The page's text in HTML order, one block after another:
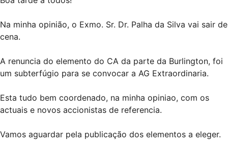
Na minha opinião, o Exmo. Sr. Dr. Palha da Silva vai sair de
cena.
A renuncia do elemento do CA da parte da Burlington, foi
um subterfúgio para se convocar a AG Extraordinaria.
Esta tudo bem coordenado, na minha opiniao, com os
actuais e novos accionistas de referencia.
Vamos aguardar pela publicação dos elementos a eleger.